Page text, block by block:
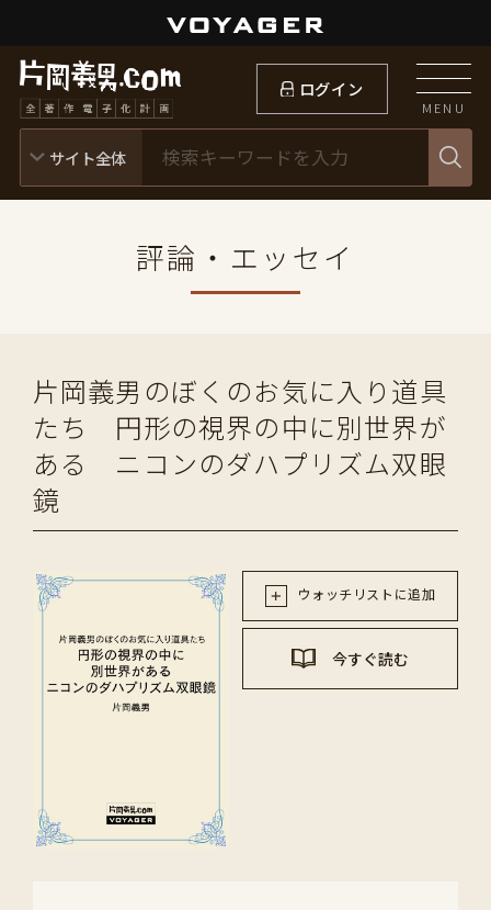
ログイン
MENU
評論・エッセイ
片岡義男のぼくのお気に入り道具
たち 円形の視界の中に別世界が
ある ニコンのダハプリズム双眼
鏡
ウォッチリストに追加
今すぐ読む